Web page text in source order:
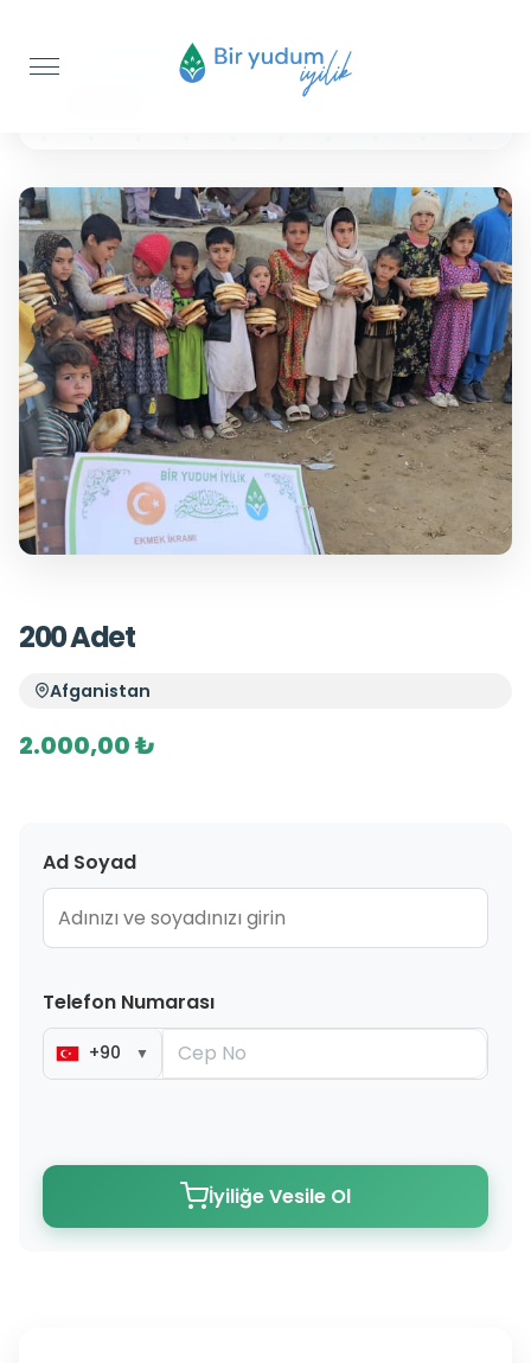
Ekmek İkramı
200 Adet
Afganistan
2.000,00 ₺
Ad Soyad
Telefon Numarası
+90 ▼
İyiliğe Vesile Ol